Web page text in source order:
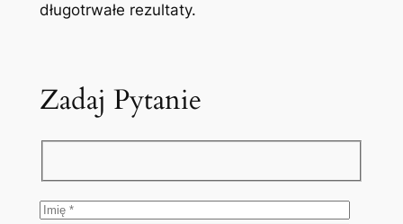
długotrwałe rezultaty.
Zadaj Pytanie